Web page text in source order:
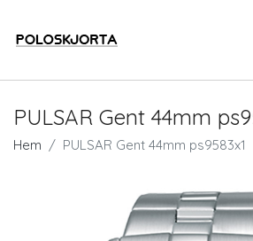
PULSAR Gent 44mm
Hem PULSAR Gent 44mm ps9583x1